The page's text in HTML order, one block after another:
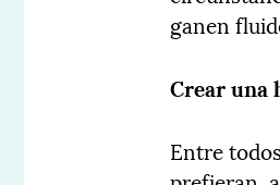
ganen
Crear una
Entre